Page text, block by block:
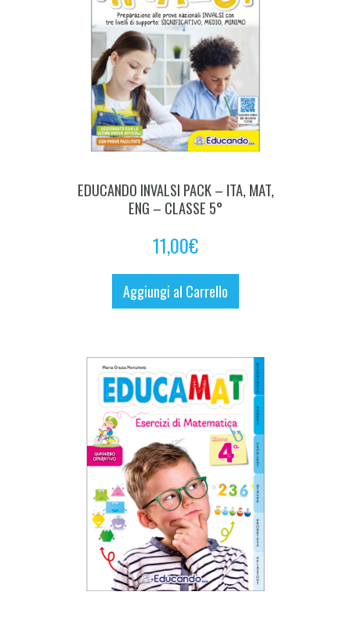
EDUCANDO INVALSI PACK – ITA, MAT,
ENG – CLASSE 5°
11,00€
Aggiungi al Carrello